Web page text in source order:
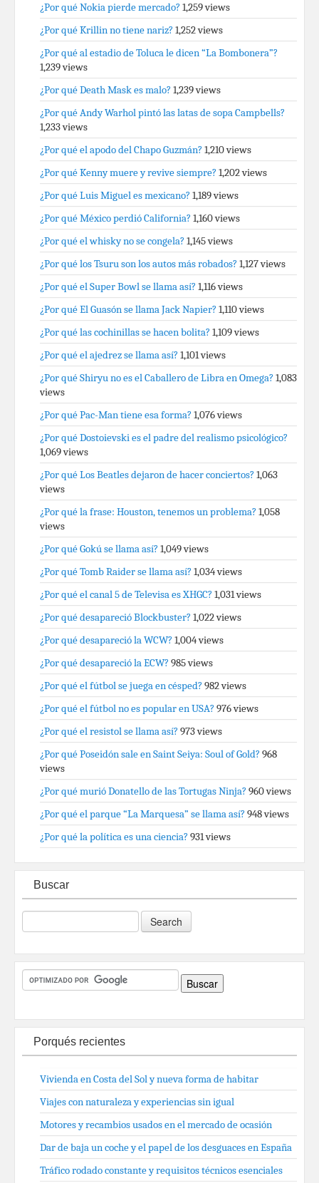
¿Por qué Nokia pierde mercado? 1,259 views
¿Por qué Krillin no tiene nariz? 1,252 views
¿Por qué al estadio de Toluca le dicen “La Bombonera”?
1,239 views
¿Por qué Death Mask es malo? 1,239 views
¿Por qué Andy Warhol pintó las latas de sopa Campbells?
1,233 views
¿Por qué el apodo del Chapo Guzmán? 1,210 views
¿Por qué Kenny muere y revive siempre? 1,202 views
¿Por qué Luis Miguel es mexicano? 1,189 views
¿Por qué México perdió California? 1,160 views
¿Por qué el whisky no se congela? 1,145 views
¿Por qué los Tsuru son los autos más robados? 1,127 views
¿Por qué el Super Bowl se llama así? 1,116 views
¿Por qué El Guasón se llama Jack Napier? 1,110 views
¿Por qué las cochinillas se hacen bolita? 1,109 views
¿Por qué el ajedrez se llama así? 1,101 views
¿Por qué Shiryu no es el Caballero de Libra en Omega? 1,083
views
¿Por qué Pac-Man tiene esa forma? 1,076 views
¿Por qué Dostoievski es el padre del realismo psicológico?
1,069 views
¿Por qué Los Beatles dejaron de hacer conciertos? 1,063
views
¿Por qué la frase: Houston, tenemos un problema? 1,058
views
¿Por qué Gokú se llama así? 1,049 views
¿Por qué Tomb Raider se llama así? 1,034 views
¿Por qué el canal 5 de Televisa es XHGC? 1,031 views
¿Por qué desapareció Blockbuster? 1,022 views
¿Por qué desapareció la WCW? 1,004 views
¿Por qué desapareció la ECW? 985 views
¿Por qué el fútbol se juega en césped? 982 views
¿Por qué el fútbol no es popular en USA? 976 views
¿Por qué el resistol se llama así? 973 views
¿Por qué Poseidón sale en Saint Seiya: Soul of Gold? 968
views
¿Por qué murió Donatello de las Tortugas Ninja? 960 views
¿Por qué el parque “La Marquesa” se llama así? 948 views
¿Por qué la política es una ciencia? 931 views
Buscar
Porqués recientes
Vivienda en Costa del Sol y nueva forma de habitar
Viajes con naturaleza y experiencias sin igual
Motores y recambios usados en el mercado de ocasión
Dar de baja un coche y el papel de los desguaces en España
Tráfico rodado constante y requisitos técnicos esenciales